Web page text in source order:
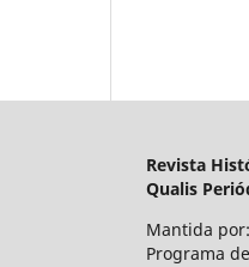
Revista
Qualis
Mantida por:
Programa